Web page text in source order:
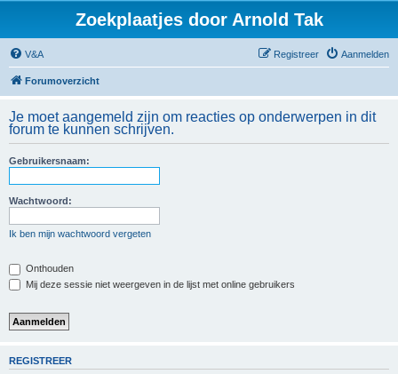
Zoekplaatjes door Arnold Tak
V&A Aanmelden
Registreer
Forumoverzicht
Je moet aangemeld zijn om reacties op onderwerpen in dit
forum te kunnen schrijven.
Gebruikersnaam:
Wachtwoord:
Ik ben mijn wachtwoord vergeten
Onthouden
Mij deze sessie niet weergeven in de lijst met online gebruikers
REGISTREER